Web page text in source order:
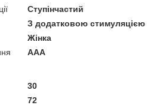
Ступінчастий
З додатковою стимуляцією
Жінка
AAA
30
72